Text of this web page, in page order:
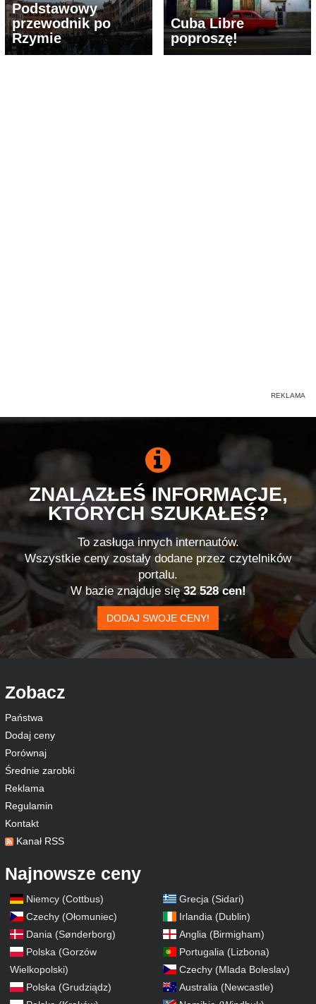
Podstawowy
przewodnik po
Rzymie
Cuba Libre
poproszę!
ZNALAZŁEŚ INFORMACJE,
KTÓRYCH SZUKAŁEŚ?
To zasługa innych internautów.
Wszystkie ceny zostały dodane przez czytelników
portalu.
W bazie znajduje się32 528 cen!
DODAJ SWOJE CENY!
Zobacz
Państwa
Dodaj ceny
Porównaj
Średnie zarobki
Reklama
Regulamin
Kontakt
Kanał RSS
Najnowsze ceny
Niemcy (Cottbus)
Czechy (Ołomuniec)
Dania (Sønderborg)
Polska (Gorzów
Wielkopolski)
Polska (Grudziądz)
Grecja (Sidari)
Irlandia (Dublin)
Anglia (Birmigham)
Portugalia (Lizbona)
Czechy (Mlada Boleslav)
Australia (Newcastle)